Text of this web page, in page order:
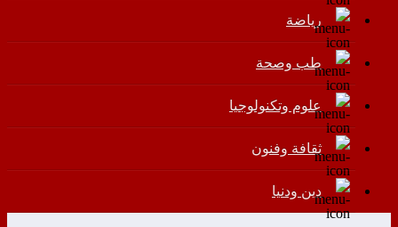
رياضة
طب وصحة
علوم وتكنولوجيا
ثقافة وفنون
دين ودنيا